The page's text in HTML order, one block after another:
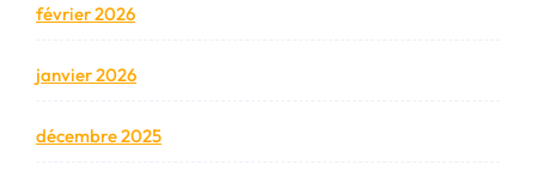
février 2026
janvier 2026
décembre 2025